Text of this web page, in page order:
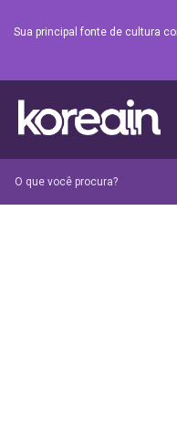
Sua principal fonte de cultura